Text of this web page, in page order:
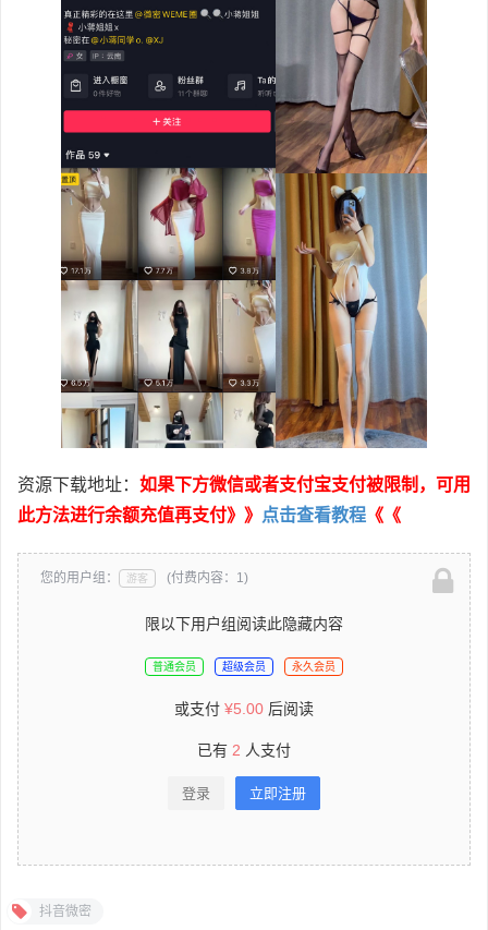
资源下载地址： 如果下方微信或者支付宝支付被限制，可用
此方法进行余额充值再支付》》 点击查看教程 《《
您的用户组： 游客 (付费内容：1)
限以下用户组阅读此隐藏内容
普通会员 超级会员 永久会员
或支付 ¥5.00 后阅读
已有 2 人支付
登录 立即注册
抖音微密